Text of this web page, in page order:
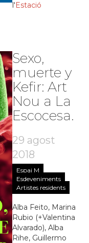
l'Estació
Sexo,
muerte y
Kefir: Art
Nou a La
Escocesa.
29 agost
2018
Espai M
Esdeveniments
Artistes residents
Alba Feito, Marina
Rubio (+Valentina
Alvarado), Alba
Rihe, Guillermo